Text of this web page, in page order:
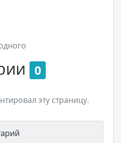
0
эту страницу.